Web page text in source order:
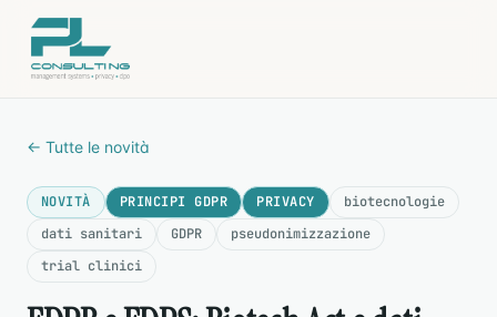
← Tutte le novità
NOVITÀ PRINCIPI GDPR PRIVACY
biotecnologie
dati sanitari
GDPR
pseudonimizzazione
trial clinici